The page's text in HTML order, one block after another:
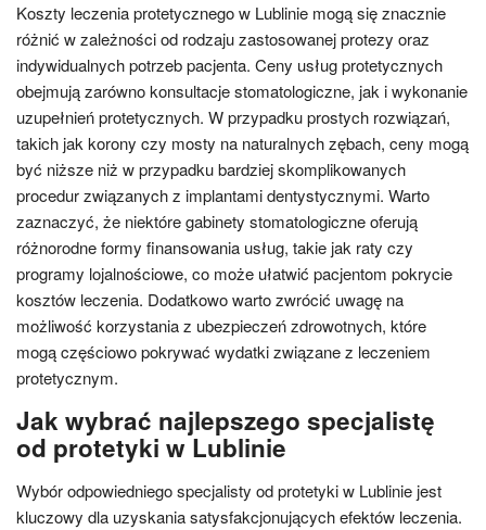
Koszty leczenia protetycznego w Lublinie mogą się znacznie
różnić w zależności od rodzaju zastosowanej protezy oraz
indywidualnych potrzeb pacjenta. Ceny usług protetycznych
obejmują zarówno konsultacje stomatologiczne, jak i wykonanie
uzupełnień protetycznych. W przypadku prostych rozwiązań,
takich jak korony czy mosty na naturalnych zębach, ceny mogą
być niższe niż w przypadku bardziej skomplikowanych
procedur związanych z implantami dentystycznymi. Warto
zaznaczyć, że niektóre gabinety stomatologiczne oferują
różnorodne formy finansowania usług, takie jak raty czy
programy lojalnościowe, co może ułatwić pacjentom pokrycie
kosztów leczenia. Dodatkowo warto zwrócić uwagę na
możliwość korzystania z ubezpieczeń zdrowotnych, które
mogą częściowo pokrywać wydatki związane z leczeniem
protetycznym.
Jak wybrać najlepszego specjalistę
od protetyki w Lublinie
Wybór odpowiedniego specjalisty od protetyki w Lublinie jest
kluczowy dla uzyskania satysfakcjonujących efektów leczenia.